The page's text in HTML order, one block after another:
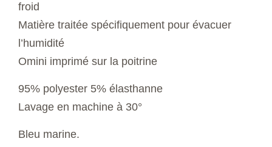
froid
Matière traitée spécifiquement pour évacuer
l’humidité
Omini imprimé sur la poitrine
95% polyester 5% élasthanne
Lavage en machine à 30°
Bleu marine.